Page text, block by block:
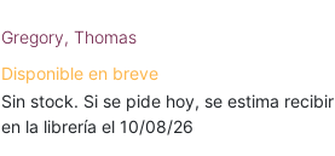
Gregory, Thomas
Disponible en breve
Sin stock. Si se pide hoy, se estima recibir
en la librería el 10/08/26